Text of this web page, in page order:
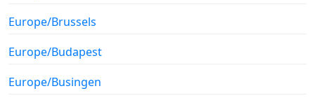
Europe/Brussels
Europe/Budapest
Europe/Busingen